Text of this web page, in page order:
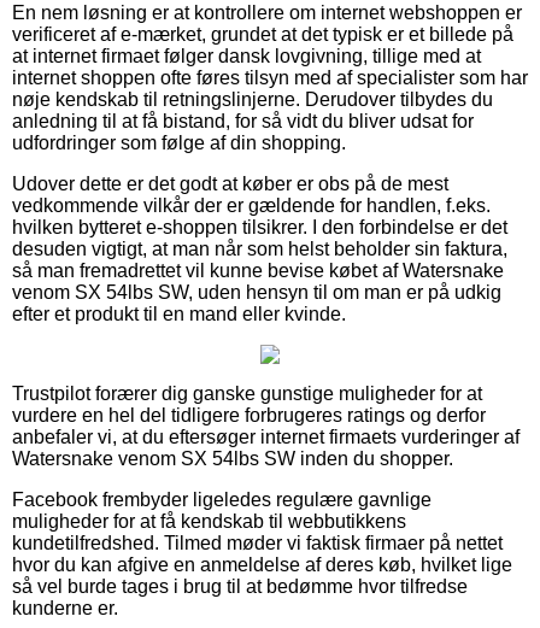
En nem løsning er at kontrollere om internet webshoppen er
verificeret af e-mærket, grundet at det typisk er et billede på
at internet firmaet følger dansk lovgivning, tillige med at
internet shoppen ofte føres tilsyn med af specialister som har
nøje kendskab til retningslinjerne. Derudover tilbydes du
anledning til at få bistand, for så vidt du bliver udsat for
udfordringer som følge af din shopping.
Udover dette er det godt at køber er obs på de mest
vedkommende vilkår der er gældende for handlen, f.eks.
hvilken bytteret e-shoppen tilsikrer. I den forbindelse er det
desuden vigtigt, at man når som helst beholder sin faktura,
så man fremadrettet vil kunne bevise købet af Watersnake
venom SX 54lbs SW, uden hensyn til om man er på udkig
efter et produkt til en mand eller kvinde.
Trustpilot forærer dig ganske gunstige muligheder for at
vurdere en hel del tidligere forbrugeres ratings og derfor
anbefaler vi, at du eftersøger internet firmaets vurderinger af
Watersnake venom SX 54lbs SW inden du shopper.
Facebook frembyder ligeledes regulære gavnlige
muligheder for at få kendskab til webbutikkens
kundetilfredshed. Tilmed møder vi faktisk firmaer på nettet
hvor du kan afgive en anmeldelse af deres køb, hvilket lige
så vel burde tages i brug til at bedømme hvor tilfredse
kunderne er.